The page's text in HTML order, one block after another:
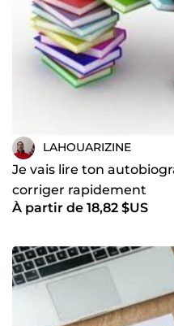
LAHOUARIZINE
Je vais lire ton
corriger rapidement
À partir de 18,82 $US